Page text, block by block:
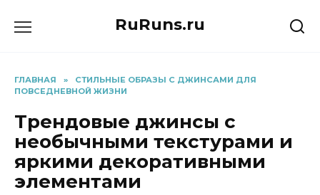
RuRuns.ru
ГЛАВНАЯ »
СТИЛЬНЫЕ ОБРАЗЫ С ДЖИНСАМИ ДЛЯ
ПОВСЕДНЕВНОЙ ЖИЗНИ
Трендовые джинсы с
необычными текстурами и
яркими декоративными
элементами